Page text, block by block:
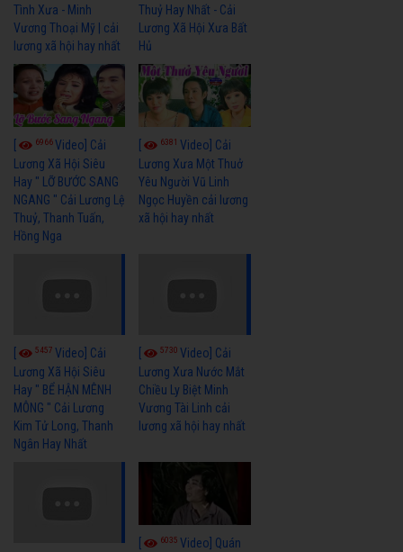
Tình Xưa - Minh
Vương Thoại Mỹ | cải
lương xã hội hay nhất
Thuỷ Hay Nhất - Cải
Lương Xã Hội Xưa Bất
Hủ
6966Video] Cải
Lương Xã Hội Siêu
Hay " LỠ BƯỚC SANG
NGANG " Cải Lương Lệ
Thuỷ, Thanh Tuấn,
Hồng Nga
6381Video] Cải
Lương Xưa Một Thuở
Yêu Người Vũ Linh
Ngọc Huyền cải lương
xã hội hay nhất
5457 Video] Cải
Lương Xã Hội Siêu
Hay " BỂ HẬN MÊNH
MÔNG " Cải Lương
Kim Tử Long, Thanh
Ngân Hay Nhất
5730Video] Cải
Lương Xưa Nước Mắt
Chiều Ly Biệt Minh
Vương Tài Linh cải
lương xã hội hay nhất
6035Video] Quán